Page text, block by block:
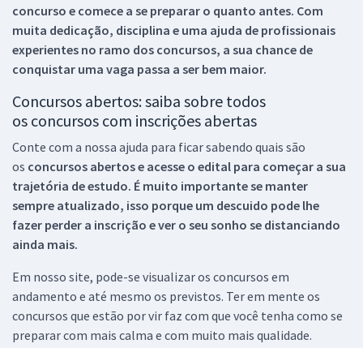
concurso e comece a se preparar o quanto antes. Com
muita dedicação, disciplina e uma ajuda de profissionais
experientes no ramo dos concursos, a sua chance de
conquistar uma vaga passa a ser bem maior.
Concursos abertos: saiba sobre todos
os concursos com inscrições abertas
Conte com a nossa ajuda para ficar sabendo quais são
os concursos abertos e acesse o edital para começar a sua
trajetória de estudo. É muito importante se manter
sempre atualizado, isso porque um descuido pode lhe
fazer perder a inscrição e ver o seu sonho se distanciando
ainda mais.
Em nosso site, pode-se visualizar os concursos em
andamento e até mesmo os previstos. Ter em mente os
concursos que estão por vir faz com que você tenha como se
preparar com mais calma e com muito mais qualidade.